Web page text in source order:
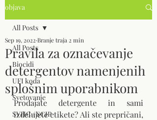
objava
All Posts
Biocidi
UFI koda
Svetovanje
SVHC / SCIP
All Posts
Pravila za označevanje
detergentov namenjenih
splošnim uporabnikom
Sep 19, 2022 Branje traja 2 min
Prodajate detergente in sami
izdelujete etikete? Ali ste prepričani,